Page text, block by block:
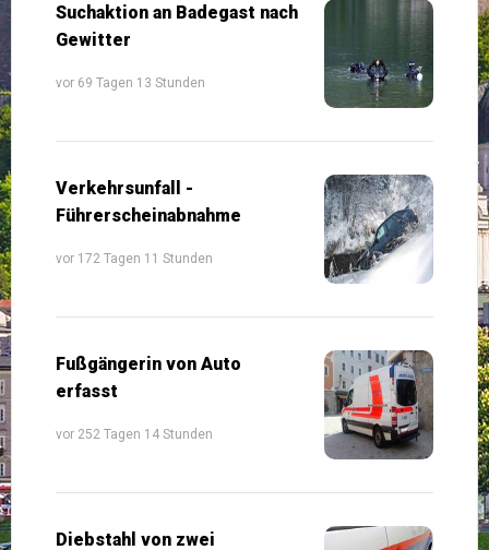
Suchaktion an Badegast nach
Gewitter
vor 69 Tagen 13 Stunden
Verkehrsunfall -
Führerscheinabnahme
vor 172 Tagen 11 Stunden
Fußgängerin von Auto
erfasst
vor 252 Tagen 14 Stunden
Diebstahl von zwei